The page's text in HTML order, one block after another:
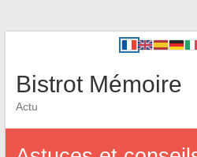
Bistrot Mémoire
Actu